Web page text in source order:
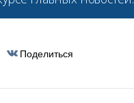
Поделиться